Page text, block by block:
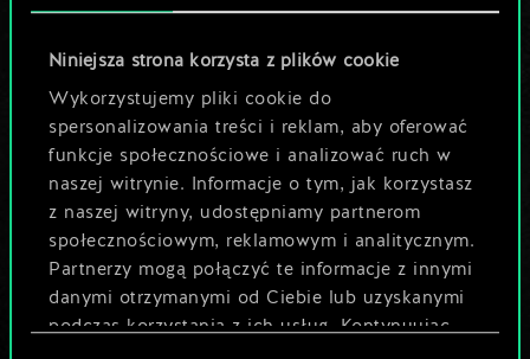
Niniejsza strona korzysta z plików cookie
Wykorzystujemy pliki cookie do
spersonalizowania treści i reklam, aby oferować
funkcje społecznościowe i analizować ruch w
naszej witrynie. Informacje o tym, jak korzystasz
z naszej witryny, udostępniamy partnerom
społecznościowym, reklamowym i analitycznym.
Partnerzy mogą połączyć te informacje z innymi
danymi otrzymanymi od Ciebie lub uzyskanymi
podczas korzystania z ich usług. Kontynuując
Pomóż społeczności
odkryć jej
potencjał!
Nazwij talię i opisz swoją strategię
Edytuj talię